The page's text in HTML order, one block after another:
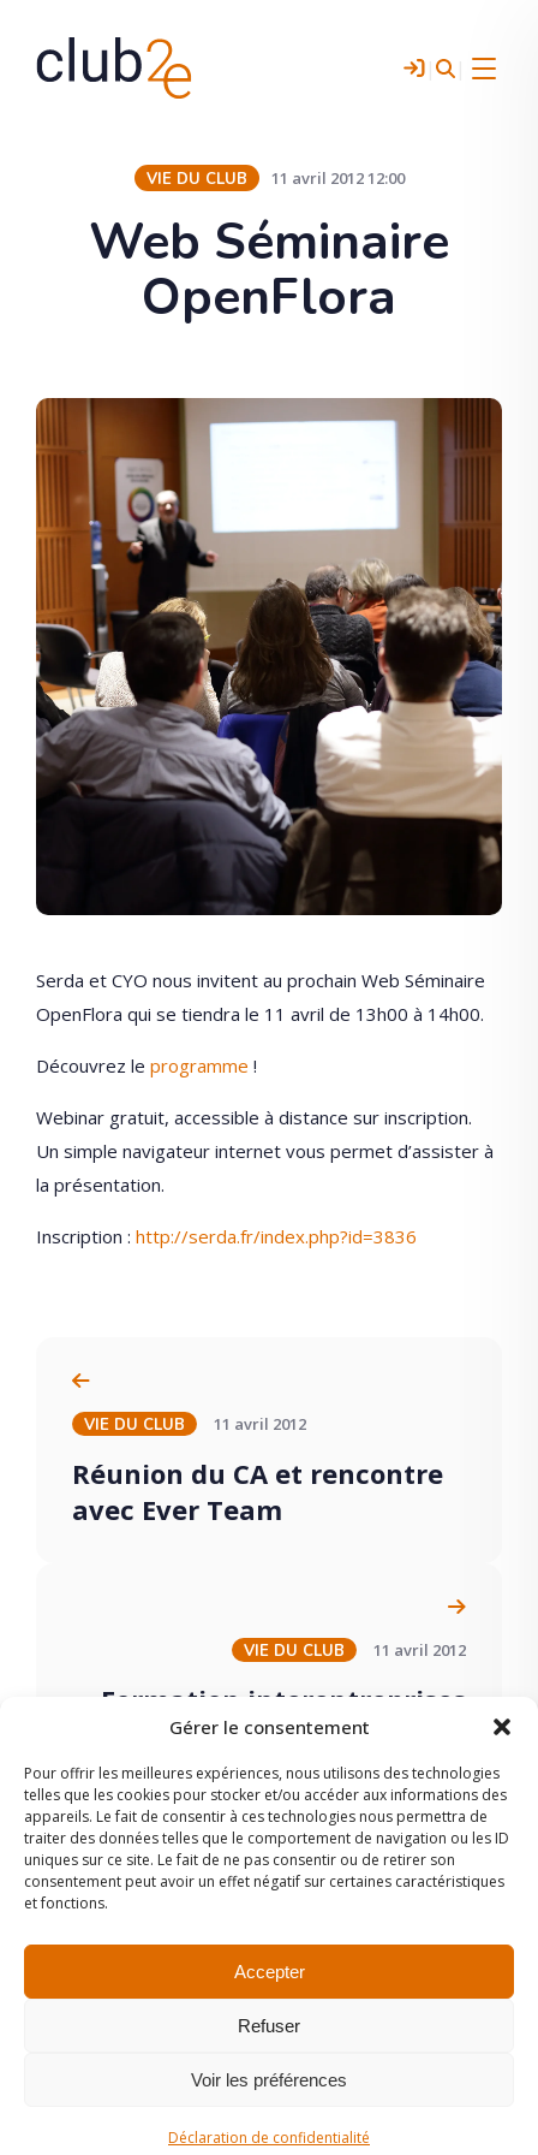
Gérer le consentement
Pour offrir les meilleures expériences, nous utilisons des technologies
telles que les cookies pour stocker et/ou accéder aux informations des
appareils. Le fait de consentir à ces technologies nous permettra de
traiter des données telles que le comportement de navigation ou les ID
uniques sur ce site. Le fait de ne pas consentir ou de retirer son
consentement peut avoir un effet négatif sur certaines caractéristiques
et fonctions.
Accepter
Refuser
Voir les préférences
Déclaration de confidentialité
VIE DU CLUB 11 avril 2012 12:00
Web Séminaire
OpenFlora
Serda et CYO nous invitent au prochain Web Séminaire
OpenFlora qui se tiendra le 11 avril de 13h00 à 14h00.
Découvrez le programme !
Webinar gratuit, accessible à distance sur inscription.
Un simple navigateur internet vous permet d’assister à
la présentation.
Inscription : http://serda.fr/index.php?id=3836
VIE DU CLUB 11 avril 2012
Réunion du CA et rencontre
avec Ever Team
VIE DU CLUB 11 avril 2012
Formation interentreprises
sur les listes de résultats
sous Flora
Déclaration de confidentialité (UE)